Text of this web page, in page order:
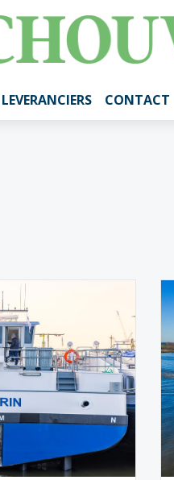
LEVERANCIERS CONTACT